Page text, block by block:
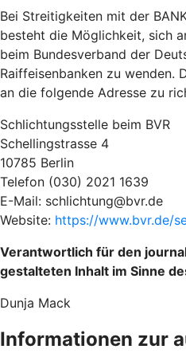
Bei Streitigkeiten mit der
besteht die Möglichkeit, sich
beim Bundesverband der
Raiffeisenbanken zu wenden.
an die folgende Adresse zu
Schlichtungsstelle beim BVR
Schellingstrasse 4
10785 Berlin
Telefon (030) 2021 1639
E-Mail: schlichtung@bvr.de
Website: https://www.bvr.de/
Verantwortlich für den
gestalteten Inhalt im Sinne
Dunja Mack
Informationen zur